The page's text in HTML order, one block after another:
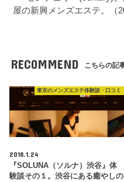
屋の新興メンズエステ。（
RECOMMEND こちらの記
東京のメンズエステ体験談・口コミ
2018.1.24
『SOLUNA（ソルナ）渋谷』体
験談その１。渋谷にある癒やしの